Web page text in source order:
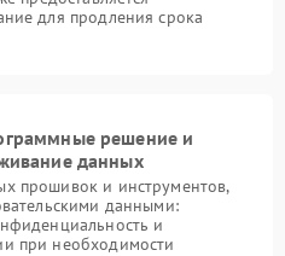
для продления срока
решение и
данных
прошивок и инструментов,
данными:
и
при необходимости